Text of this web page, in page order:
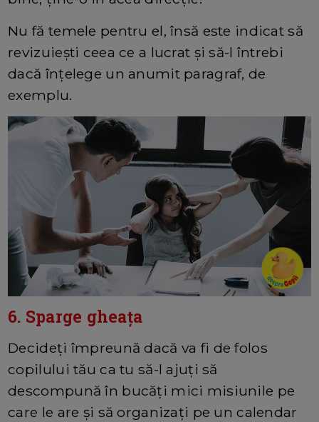
Nu fă temele pentru el, însă este indicat să
revizuieşti ceea ce a lucrat şi să-l întrebi
dacă înţelege un anumit paragraf, de
exemplu.
6. Sparge gheaţa
Decideți împreună dacă va fi de folos
copilului tău ca tu să-l ajuţi să
descompună în bucăţi mici misiunile pe
care le are și să organizați pe un calendar